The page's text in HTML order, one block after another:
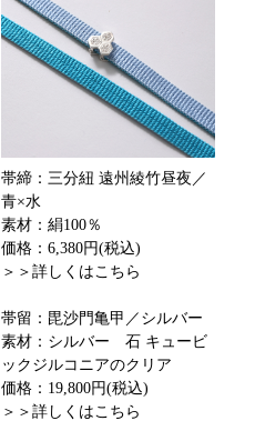
帯締：三分紐 遠州綾竹昼夜／
青×水
素材：絹100％
価格：6,380円(税込)
＞＞詳しくはこちら
帯留：毘沙門亀甲／シルバー
素材：シルバー 石 キュービ
ックジルコニアのクリア
価格：19,800円(税込)
＞＞詳しくはこちら